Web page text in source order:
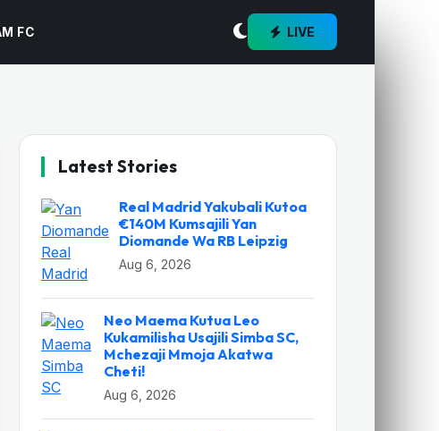
FC LIVE
Latest Stories
Real Madrid Yakubali Kutoa
€140M Kumsajili Yan
Diomande Wa RB Leipzig
Aug 6, 2026
Neo Maema Kutua Leo
Kukamilisha Usajili Simba SC,
Mchezaji Mmoja Akatwa
Cheti!
Aug 6, 2026